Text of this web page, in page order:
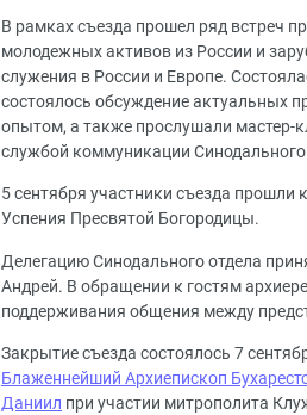
В рамках съезда прошел ряд встреч
молодежных активов из России и
служения в России и Европе.
состоялось обсуждение актуальных
опытом, а также прослушали мастер-
службой коммуникации Синодального
5 сентября участники съезда
Успения Пресвятой Богородицы.
Делегацию Синодального отдела
Андрей. В обращении к гостям
поддерживания общения между
Закрытие съезда состоялось 7
Блаженнейший Архиепископ
Даниил при участии митрополита